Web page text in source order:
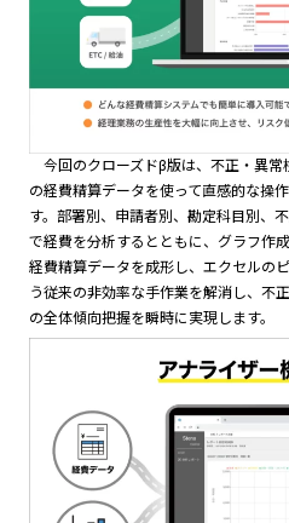
今回のクローズドβ版は、不正・異常
の経費精算データを使って直感的な操
す。部署別、申請者別、勘定科目別、
で経費を分析するとともに、グラフ作
経費精算データを成形し、エクセルの
う従来の非効率な手作業を解消し、不
の全体傾向把握を瞬時に実現します。